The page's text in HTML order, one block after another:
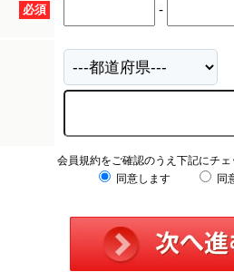
必須 -
会員規約をご確認のうえ下記にチェ
同意します
同